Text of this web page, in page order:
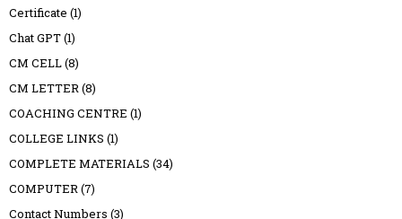
Certificate (1)
Chat GPT(1)
CM CELL(8)
CM LETTER(8)
COACHING CENTRE (1)
COLLEGE LINKS (1)
COMPLETE MATERIALS (34)
COMPUTER(7)
Contact Numbers (3)